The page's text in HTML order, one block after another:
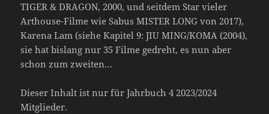
TIGER & DRAGON, 2000, und seitdem Star vieler
Arthouse-Filme wie Sabus MISTER LONG von 2017),
Karena Lam (siehe Kapitel 9: JIU MING/KOMA (2004),
sie hat bislang nur 35 Filme gedreht, es nun aber
schon zum zweiten…
Dieser Inhalt ist nur für Jahrbuch 4 2023/2024
Mitglieder.